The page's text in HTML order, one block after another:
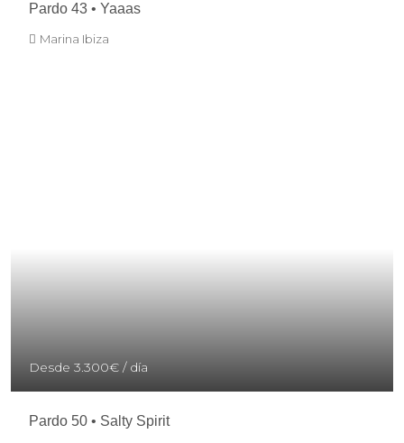
Pardo 43 • Yaaas
Marina Ibiza
Desde 3.300€ / día
Pardo 50 • Salty Spirit